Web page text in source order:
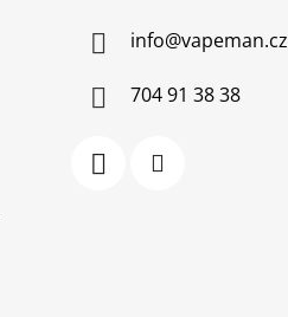
info@vapeman.cz
704 91 38 38